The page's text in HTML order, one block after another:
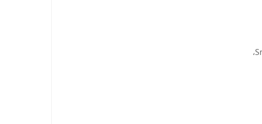
فقط، ما يمنح الهاتف أداءً جيدًا خاصة في المهام المتعددة. وعلى الرغم من أنه لا يضاهي Snapdragon 8s Gen 3،